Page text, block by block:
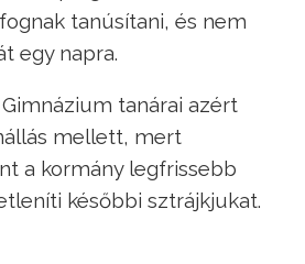
tanúsítani, és nem
egy napra.
tanárai azért
mellett, mert
a kormány legfrissebb
későbbi sztrájkjukat.